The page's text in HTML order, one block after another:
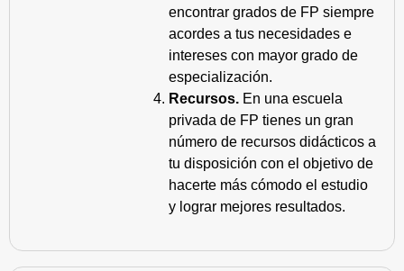
encontrar grados de FP siempre
acordes a tus necesidades e
intereses con mayor grado de
especialización.
Recursos. En una escuela
privada de FP tienes un gran
número de recursos didácticos a
tu disposición con el objetivo de
hacerte más cómodo el estudio
y lograr mejores resultados.